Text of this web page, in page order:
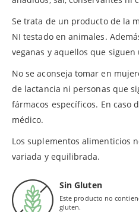
Se trata de un producto de la
NI testado en animales.
veganas y aquellos que
No se aconseja tomar en
de lactancia ni personas que
fármacos específicos. En caso
médico.
Los suplementos alimenticios
variada y equilibrada.
Sin Gluten
Este producto no
gluten.